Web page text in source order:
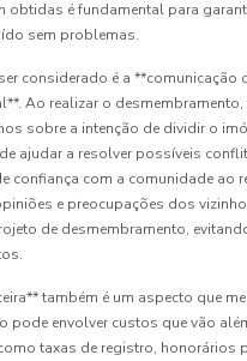
obtidas é fundamental para
sem problemas.
considerado é a **comunicação
Ao realizar o desmembramento,
sobre a intenção de dividir o
ajudar a resolver possíveis
confiança com a comunidade ao
e preocupações dos
de desmembramento,
também é um aspecto que
pode envolver custos que vão
taxas de registro, honorários